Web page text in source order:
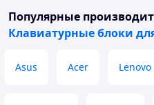
Популярные
Клавиатурные блоки
Asus Acer Lenovo